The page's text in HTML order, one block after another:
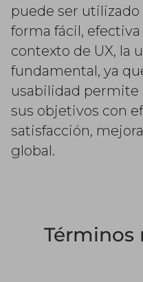
puede ser
forma fácil,
contexto de UX, la
fundamental, ya
usabilidad permite
sus objetivos con
satisfacción,
global.
Términos